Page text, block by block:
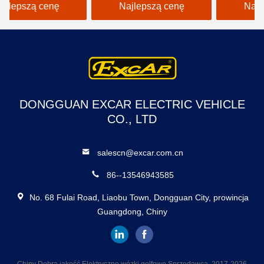
szt. 102022601 /
102288301
Najlepszą cenę
klubowego DS 1981-Up
OEM 1016386
Najlepszą cenę
DONGGUAN EXCAR ELECTRIC VEHICLE
CO., LTD
salescn@excar.com.cn
86--13546943585
No. 68 Fulai Road, Liaobu Town, Dongguan City, prowincja
Guangdong, Chiny